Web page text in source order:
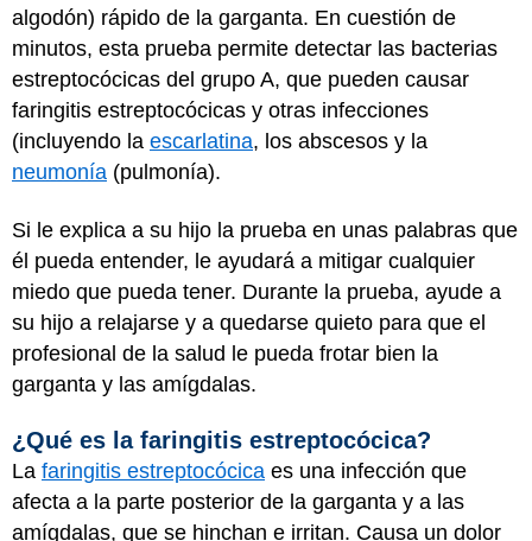
algodón) rápido de la garganta. En cuestión de
minutos, esta prueba permite detectar las bacterias
estreptocócicas del grupo A, que pueden causar
faringitis estreptocócicas y otras infecciones
(incluyendo la escarlatina, los abscesos y la
neumonía (pulmonía).
Si le explica a su hijo la prueba en unas palabras que
él pueda entender, le ayudará a mitigar cualquier
miedo que pueda tener. Durante la prueba, ayude a
su hijo a relajarse y a quedarse quieto para que el
profesional de la salud le pueda frotar bien la
garganta y las amígdalas.
¿Qué es la faringitis estreptocócica?
La faringitis estreptocócica es una infección que
afecta a la parte posterior de la garganta y a las
amígdalas, que se hinchan e irritan. Causa un dolor